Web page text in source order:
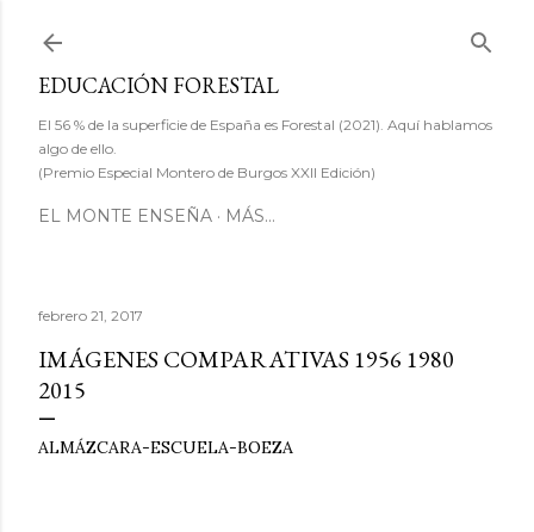
EDUCACIÓN FORESTAL
El 56 % de la superficie de España es Forestal (2021). Aquí hablamos
algo de ello.
(Premio Especial Montero de Burgos XXII Edición)
EL MONTE ENSEÑA MÁS…
febrero 21, 2017
IMÁGENES COMPARATIVAS 1956 1980
2015
ALMÁZCARA-ESCUELA-BOEZA